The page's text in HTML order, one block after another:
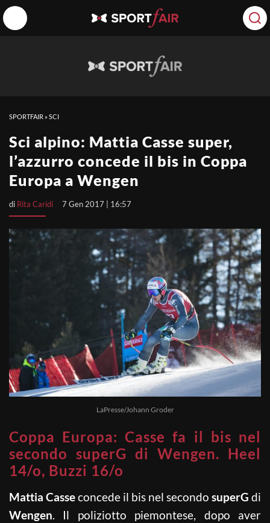
SPORTFAIR »SCI
Sci alpino: Mattia Casse super,
l’azzurro concede il bis in Coppa
Europa a Wengen
di Rita Caridi 7 Gen 2017 | 16:57
LaPresse/Johann Groder
Coppa Europa: Casse fa il bis nel
secondo superG di Wengen. Heel
14/o, Buzzi 16/o
Mattia Casseconcede il bis nel secondo superG di
Wengen. Il poliziotto piemontese, dopo aver